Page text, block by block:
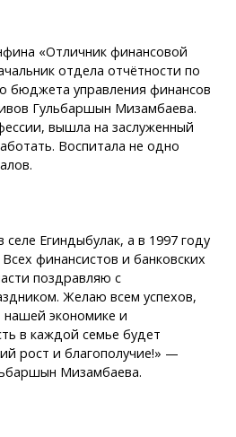
«Отличник финансовой
отдела отчётности по
бюджета управления финансов
Гульбаршын Мизамбаева.
вышла на заслуженный
Воспитала не одно
селе Егиндыбулак, а в 1997 году
финансистов и банковских
поздравляю с
Желаю всем успехов,
экономике и
в каждой семье будет
рост и благополучие!» —
Мизамбаева.